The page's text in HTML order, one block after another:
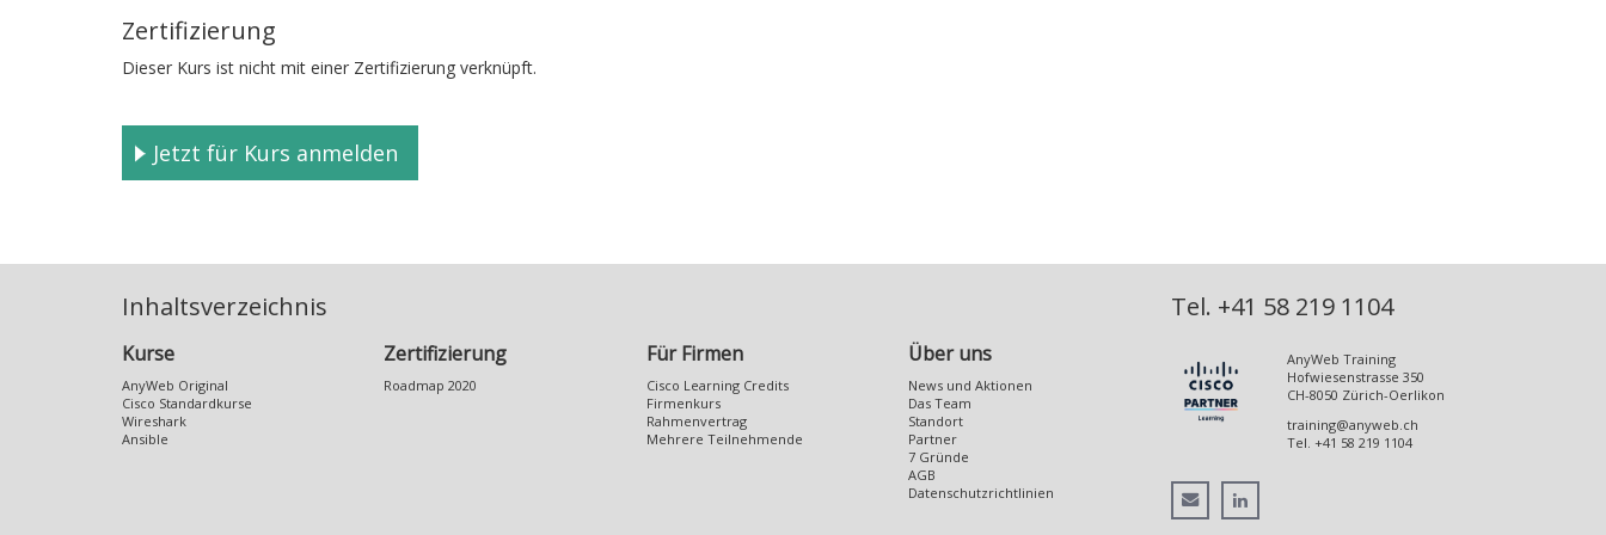
Zertifizierung
Dieser Kurs ist nicht mit einer Zertifizierung verknüpft.
Jetzt für Kurs anmelden
Inhaltsverzeichnis
Kurse
AnyWeb Original
Cisco Standardkurse
Wireshark
Ansible
Zertifizierung
Roadmap 2020
Für Firmen
Cisco Learning Credits
Firmenkurs
Rahmenvertrag
Mehrere Teilnehmende
Über uns
News und Aktionen
Das Team
Standort
Partner
7 Gründe
AGB
Datenschutzrichtlinien
Tel. +41 58 219 1104
AnyWeb Training
Hofwiesenstrasse 350
CH-8050 Zürich-Oerlikon
training@anyweb.ch
Tel. +41 58 219 1104